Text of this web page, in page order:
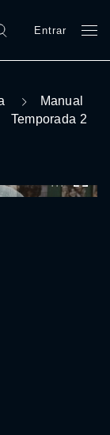
Entrar
Manual
Temporada 2